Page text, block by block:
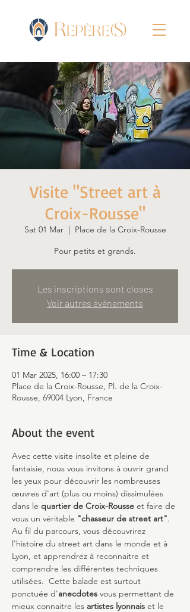
Visite "Street art à
Croix-Rousse"
Sat 01 Mar
  |
Place de la Croix-Rousse
Pour petits et grands.
Les inscriptions sont closes
Voir autres événements
Time & Location
01 Mar 2025, 16:00 – 17:30
Place de la Croix-Rousse, Pl. de la Croix-
Rousse, 69004 Lyon, France
About the event
Avec cette visite insolite et pleine de
fantaisie, nous vous invitons à ouvrir grand
les yeux pour découvrir les nombreuses
œuvres d'art (plus ou moins) dissimulées
dans le quartier de Croix-Rousse et faire de
vous un véritable "chasseur de street art".
Au fil du parcours, vous découvrirez
l'histoire du street art dans le monde et à
Lyon, et apprendrez à reconnaitre et
comprendre les différentes techniques
utilisées.  Cette balade est surtout
ponctuée d'anecdotes vous permettant de
mieux connaitre les artistes lyonnais et le